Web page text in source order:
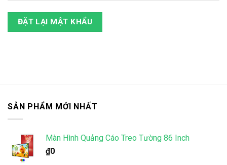
ĐẶT LẠI MẬT KHẨU
SẢN PHẨM MỚI NHẤT
Màn Hình Quảng Cáo Treo Tường 86 Inch
₫0